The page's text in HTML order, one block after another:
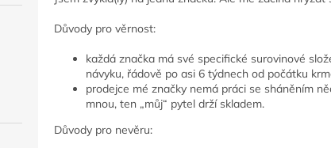
Důvody pro věrnost:
každá značka má své specifické surovinové
návyku, řádově po asi 6 týdnech od počátku
prodejce mé značky nemá práci se sháněním
mnou, ten „můj“ pytel drží skladem.
Důvody pro nevěru: